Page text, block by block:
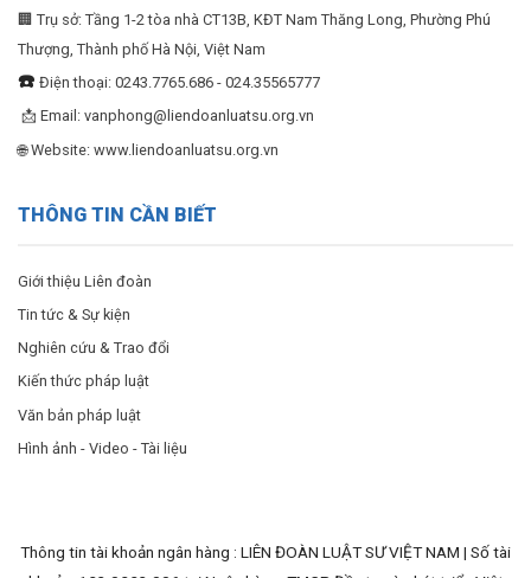
🏢 Trụ sở: Tầng 1-2 tòa nhà CT13B, KĐT Nam Thăng Long, Phường Phú
Thượng, Thành phố Hà Nội, Việt Nam
☎️ Điện thoại: 0243.7765.686 - 024.35565777
📩 Email: vanphong@liendoanluatsu.org.vn
🌐 Website: www.liendoanluatsu.org.vn
THÔNG TIN CẦN BIẾT
Giới thiệu Liên đoàn
Tin tức & Sự kiện
Nghiên cứu & Trao đổi
Kiến thức pháp luật
Văn bản pháp luật
Hình ảnh - Video - Tài liệu
Thông tin tài khoản ngân hàng : LIÊN ĐOÀN LUẬT SƯ VIỆT NAM | Số tài